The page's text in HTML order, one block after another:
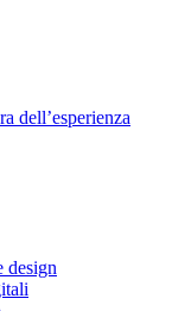
dell’esperienza
design